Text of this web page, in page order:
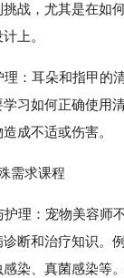
战，尤其是在如
上。
理：耳朵和指甲的
习如何正确使用
成不适或伤害。
需求课程
护理：宠物美容师
断和治疗知识。
染、真菌感染等